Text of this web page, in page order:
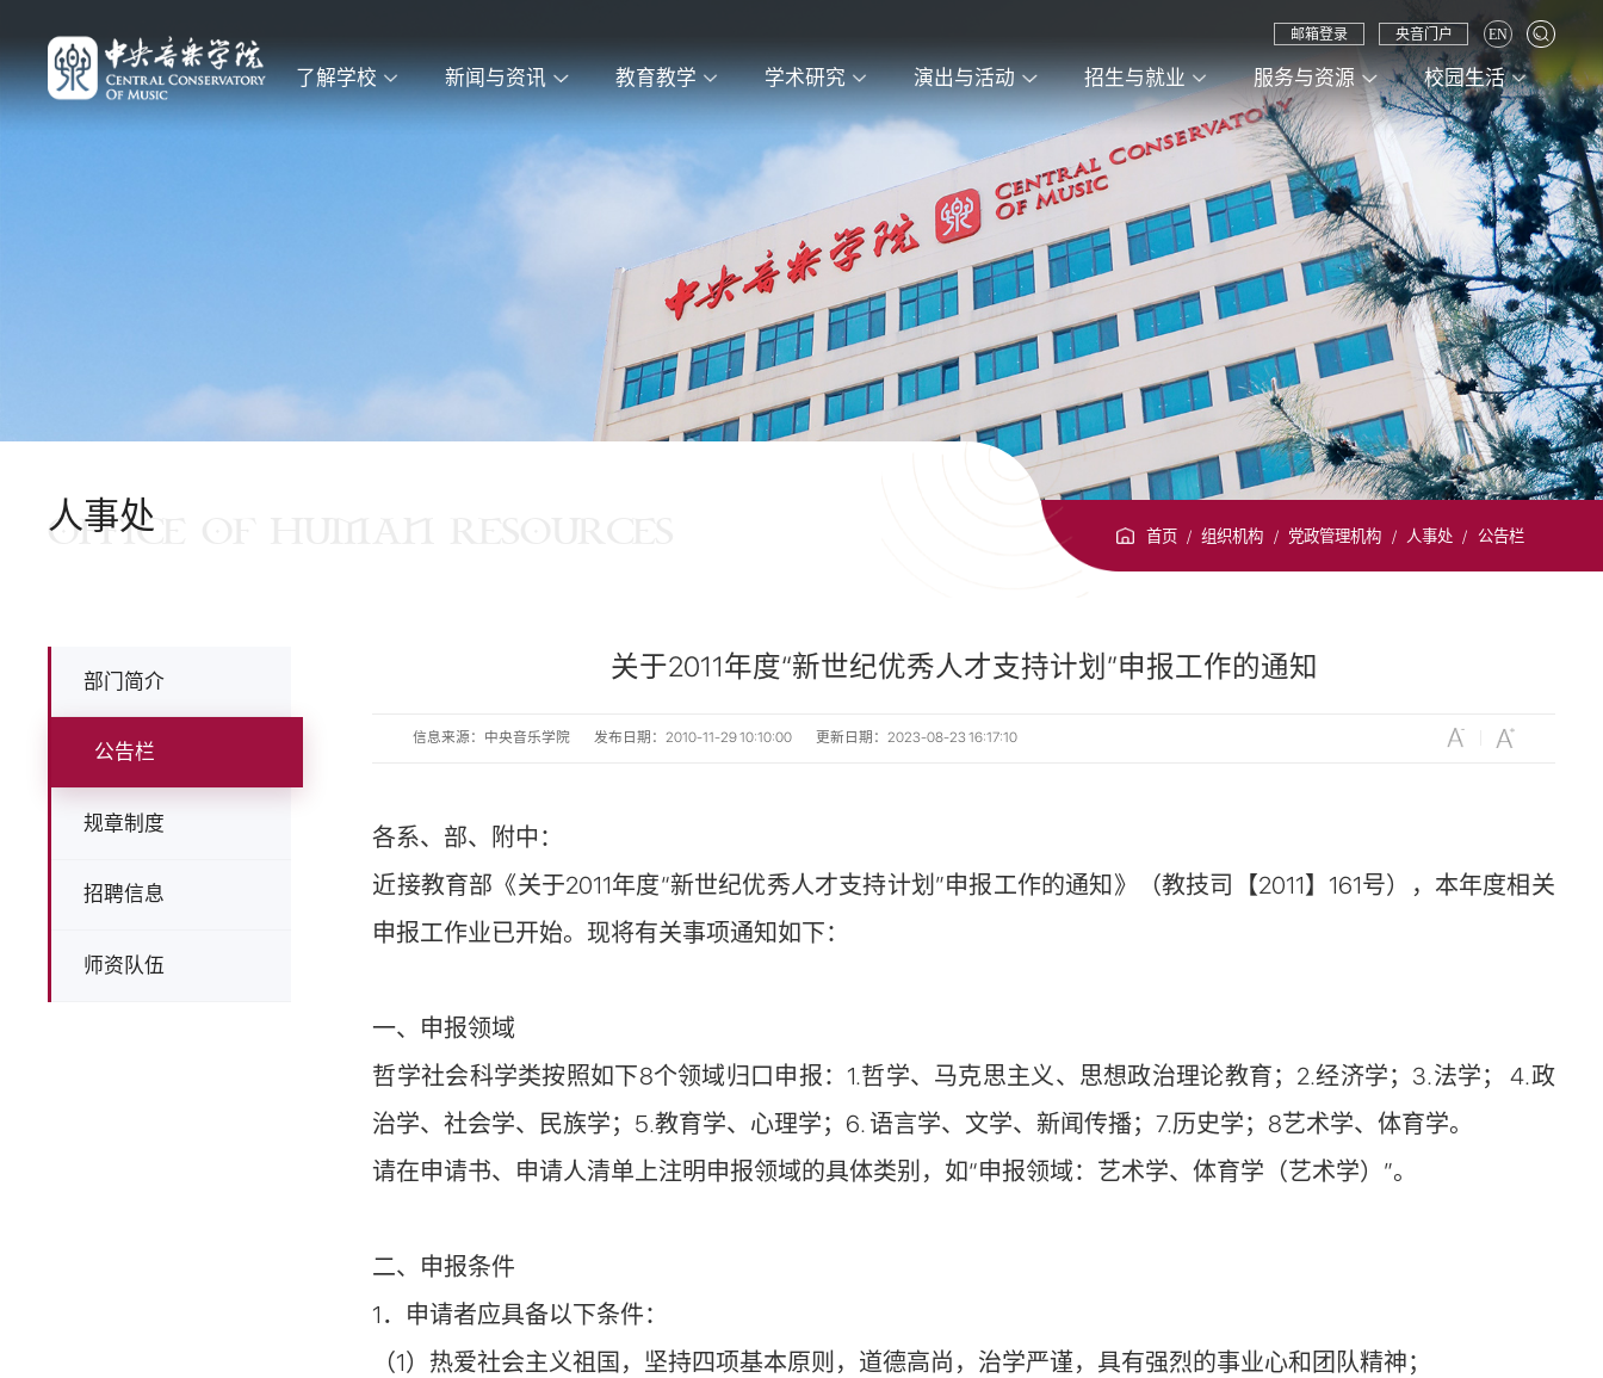
了解学校 新闻与资讯 教育教学 学术研究 演出与活动 招生与就业 服务与资源 校园生活
邮箱登录 央音门户 EN
人事处
OFFICE OF HUMAN RESOURCES 首页 / 组织机构 / 党政管理机构 / 人事处 / 公告栏
部门简介
公告栏
规章制度
招聘信息
师资队伍
关于2011年度“新世纪优秀人才支持计划”申报工作的通知
信息来源：中央音乐学院 发布日期：2010-11-29 10:10:00 更新日期：2023-08-23 16:17:10
各系、部、附中：
近接教育部《关于2011年度“新世纪优秀人才支持计划”申报工作的通知》（教技司【2011】161号），本年度相关
申报工作业已开始。现将有关事项通知如下：
一、申报领域
哲学社会科学类按照如下8个领域归口申报：1.哲学、马克思主义、思想政治理论教育；2.经济学；3.法学； 4.政
治学、社会学、民族学；5.教育学、心理学；6. 语言学、文学、新闻传播；7.历史学；8艺术学、体育学。
请在申请书、申请人清单上注明申报领域的具体类别，如“申报领域：艺术学、体育学（艺术学）”。
二、申报条件
1．申请者应具备以下条件：
（1）热爱社会主义祖国，坚持四项基本原则，道德高尚，治学严谨，具有强烈的事业心和团队精神；